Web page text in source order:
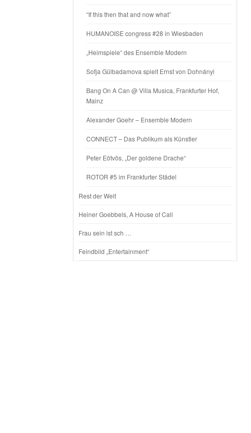
“If this then that and now what”
HUMANOISE congress #28 in Wiesbaden
„Heimspiele“ des Ensemble Modern
Sofja Gülbadamova spielt Ernst von Dohnányi
Bang On A Can @ Villa Musica, Frankfurter Hof,
Mainz
Alexander Goehr – Ensemble Modern
CONNECT – Das Publikum als Künstler
Peter Eötvös, „Der goldene Drache“
ROTOR #5 im Frankfurter Städel
Rest der Welt
Heiner Goebbels, A House of Call
Frau sein ist sch …
Feindbild „Entertainment“